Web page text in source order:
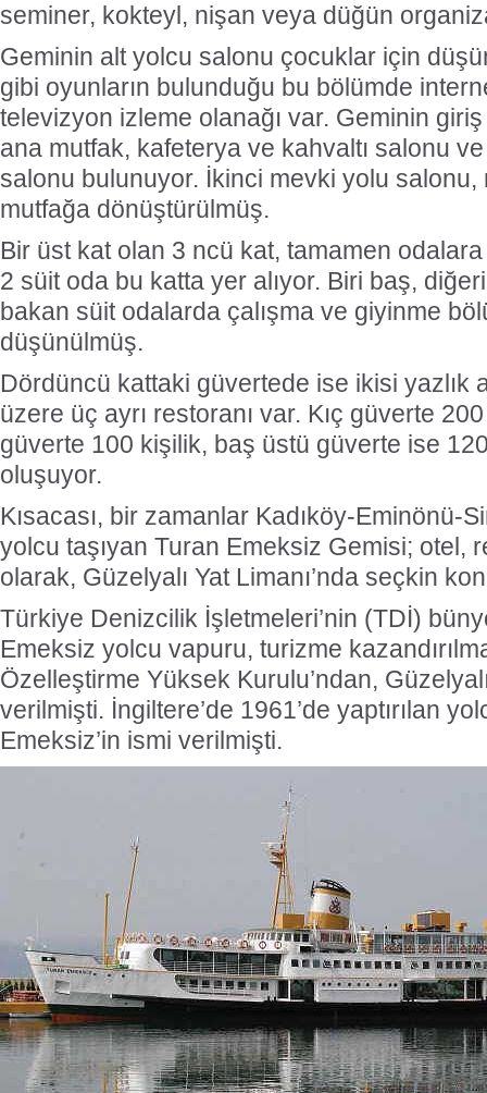
seminer, kokteyl, nişan veya düğün
Geminin alt yolcu salonu çocuklar için
gibi oyunların bulunduğu bu bölümde
televizyon izleme olanağı var. Geminin
ana mutfak, kafeterya ve kahvaltı salonu
salonu bulunuyor. İkinci mevki yolu salonu,
mutfağa dönüştürülmüş.
Bir üst kat olan 3 ncü kat, tamamen odalara
2 süit oda bu katta yer alıyor. Biri baş,
bakan süit odalarda çalışma ve giyinme
düşünülmüş.
Dördüncü kattaki güvertede ise ikisi yazlık
üzere üç ayrı restoranı var. Kıç güverte
güverte 100 kişilik, baş üstü güverte ise
oluşuyor.
Kısacası, bir zamanlar Kadıköy-Eminönü-
yolcu taşıyan Turan Emeksiz Gemisi; otel,
olarak, Güzelyalı Yat Limanı’nda seçkin
Türkiye Denizcilik İşletmeleri’nin (TDİ)
Emeksiz yolcu vapuru, turizme
Özelleştirme Yüksek Kurulu’ndan,
verilmişti. İngiltere’de 1961’de yaptırılan
Emeksiz’in ismi verilmişti.